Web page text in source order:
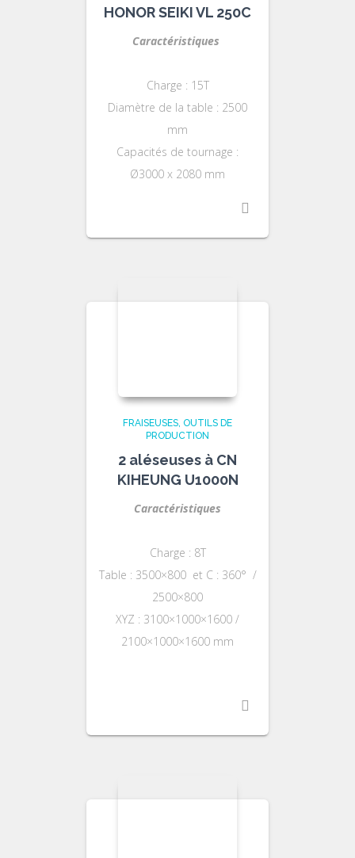
HONOR SEIKI VL 250C
Caractéristiques
Charge : 15T
Diamètre de la table : 2500
mm
Capacités de tournage :
Ø3000 x 2080 mm
FRAISEUSES OUTILS DE
PRODUCTION
2 aléseuses à CN
KIHEUNG U1000N
Caractéristiques
Charge : 8T
Table : 3500×800 et C : 360° /
2500×800
XYZ : 3100×1000×1600 /
2100×1000×1600 mm